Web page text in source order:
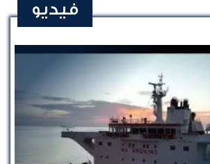
فيديو